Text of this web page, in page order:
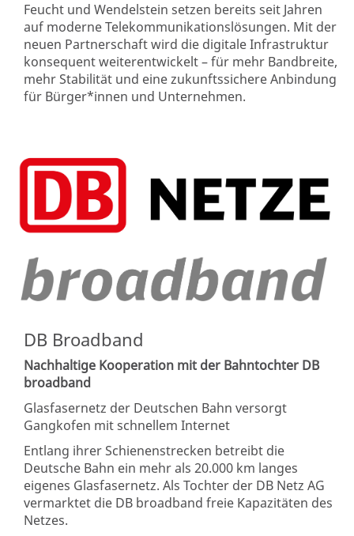
Feucht und Wendelstein setzen bereits seit Jahren
auf moderne Telekommunikationslösungen. Mit der
neuen Partnerschaft wird die digitale Infrastruktur
konsequent weiterentwickelt – für mehr Bandbreite,
mehr Stabilität und eine zukunftssichere Anbindung
für Bürger*innen und Unternehmen.
DB Broadband
Nachhaltige Kooperation mit der Bahntochter DB
broadband
Glasfasernetz der Deutschen Bahn versorgt
Gangkofen mit schnellem Internet
Entlang ihrer Schienenstrecken betreibt die
Deutsche Bahn ein mehr als 20.000 km langes
eigenes Glasfasernetz. Als Tochter der DB Netz AG
vermarktet die DB broadband freie Kapazitäten des
Netzes.